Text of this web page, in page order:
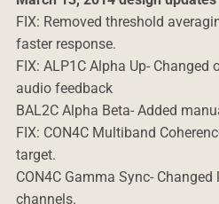
FIX: Removed threshold
faster response.
FIX: ALP1C Alpha Up-
audio feedback
BAL2C Alpha Beta- Added
FIX: CON4C Multiband
target.
CON4C Gamma Sync-
channels.